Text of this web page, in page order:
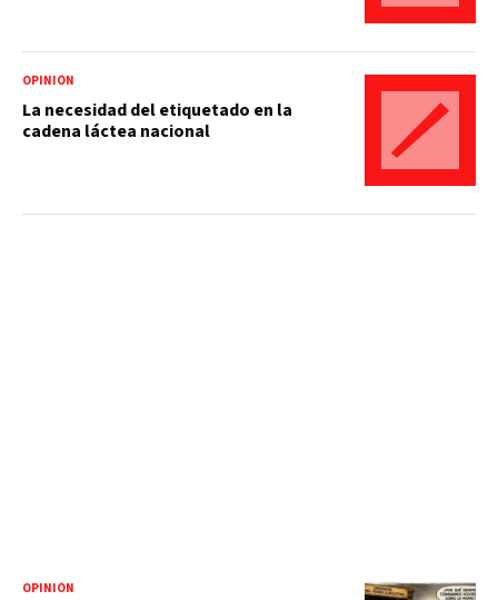
OPINIÓN
La necesidad del etiquetado en la
cadena láctea nacional
OPINIÓN